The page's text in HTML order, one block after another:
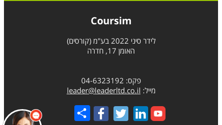
Coursim
לידר סיני 2022 בע"מ (קורסים)
האומן 17, חדרה
פקס: 04-6323192
מייל: leader@leaderltd.co.il
Share